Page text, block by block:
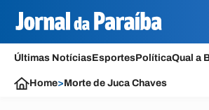
Últimas NotíciasEsportesPolíticaQual a
Home>Morte de Juca Chaves